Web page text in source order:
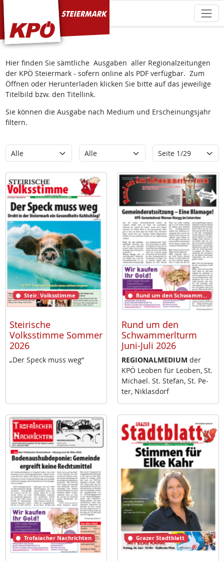
KPÖ Steiermark
Hier finden Sie sämtliche Ausgaben aller Regionalzeitungen
der KPÖ Steiermark - sofern online als PDF verfügbar. Zum
Öffnen oder Herunterladen klicken Sie bitte auf das jeweilige
Titelbild bzw. den Titellink.
Sie können die Ausgabe nach Medium und Erscheinungsjahr
filtern.
Kategorie Erscheinungsjahr Seite
Steir. Volksstimme
Steirische
Volksstimme Sommer
2026
„Der Speck muss weg”
Rund um den Schwammerlturm
Rund um den
Schwammerlturm
Juni-Juli 2026
RE­GIO­NAL­ME­DI­UM der
KPÖ Leo­ben für Leo­ben, St.
Mi­cha­el. St. Ste­fan, St. Pe­
ter, Niklas­dorf
Trofaiacher Nachrichten Grazer Stadtblatt